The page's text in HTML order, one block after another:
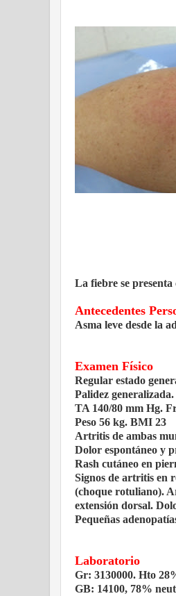
La fiebre se
Antecedentes
Asma leve desde la
Examen Físico
Regular estado
Palidez
TA 140/80 mm Hg.
Peso 56 kg. BMI 23
Artritis de ambas
Dolor espontáneo y
Rash cutáneo en
Signos de artritis en
(choque rotuliano).
extensión dorsal.
Pequeñas
Laboratorio
Gr: 3130000. Hto
GB: 14100, 78%